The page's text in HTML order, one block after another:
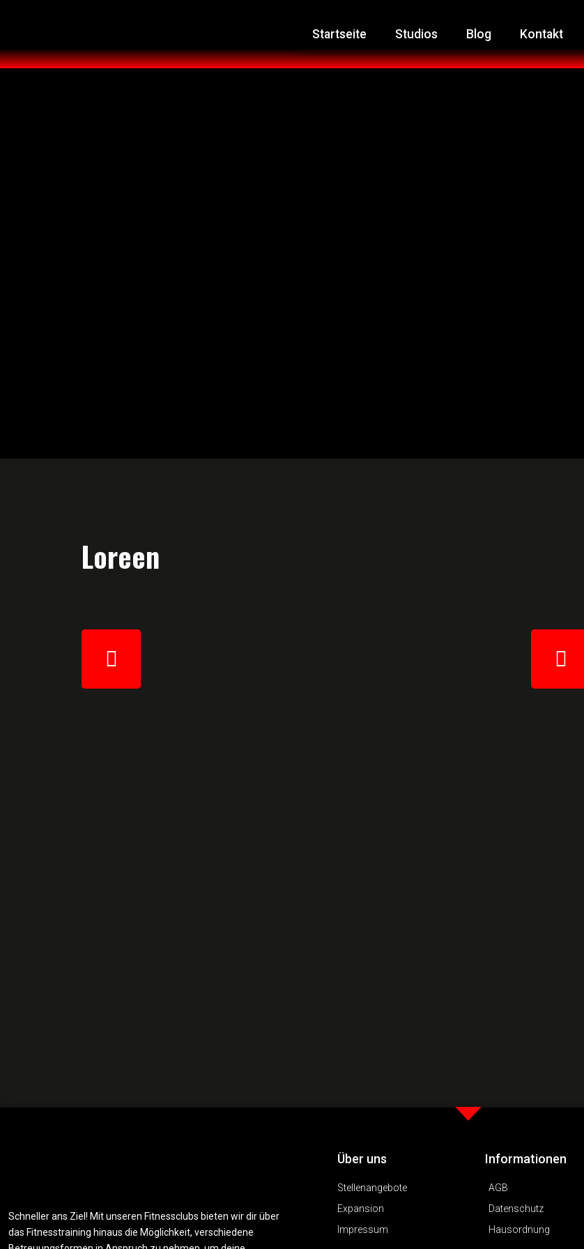
Startseite Studios Blog Kontakt
Loreen
Schneller ans Ziel! Mit unseren Fitnessclubs bieten wir dir über
das Fitnesstraining hinaus die Möglichkeit, verschiedene
Über uns
Stellenangebote
Expansion
Impressum
Informationen
AGB
Datenschutz
Hausordnung